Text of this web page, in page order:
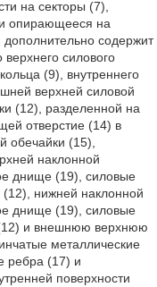
на секторы (7),
опирающееся на
содержит
силового
(9), внутреннего
верхней силовой
(12), разделенной на
отверстие (14) в
обечайки (15),
наклонной
днище (19), силовые
нижней наклонной
днище (19), силовые
и внешнюю верхнюю
металлические
ребра (17) и
поверхности